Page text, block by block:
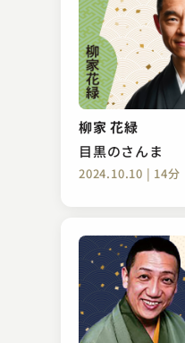
柳家 花緑
目黒のさんま
2024.10.10 | 14分